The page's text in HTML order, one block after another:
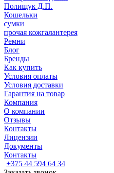
Полищук Д.П.
Кошельки
сумки
прочая кожгалантерея
Ремни
Блог
Бренды
Как купить
Условия оплаты
Условия доставки
Гарантия на товар
Компания
О компании
Отзывы
Контакты
Лицензии
Документы
Контакты
+375 44 594 64 34